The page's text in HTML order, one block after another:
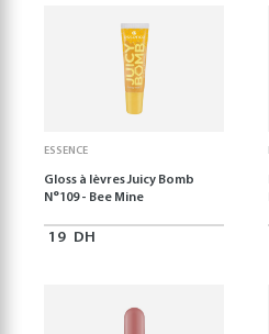
ESSENCE
Gloss à lèvres Juicy Bomb
N°109 - Bee Mine
19 DH